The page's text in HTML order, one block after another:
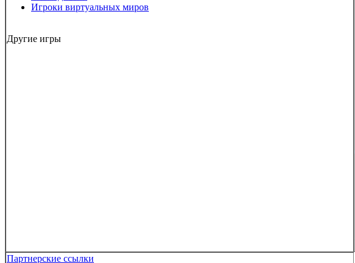
Игроки виртуальных миров
Другие игры
Партнерские ссылки